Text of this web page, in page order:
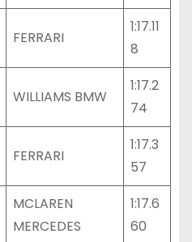
FERRARI
1:17.11
8
WILLIAMS BMW
1:17.2
74
FERRARI
1:17.3
57
MCLAREN
MERCEDES
1:17.6
60